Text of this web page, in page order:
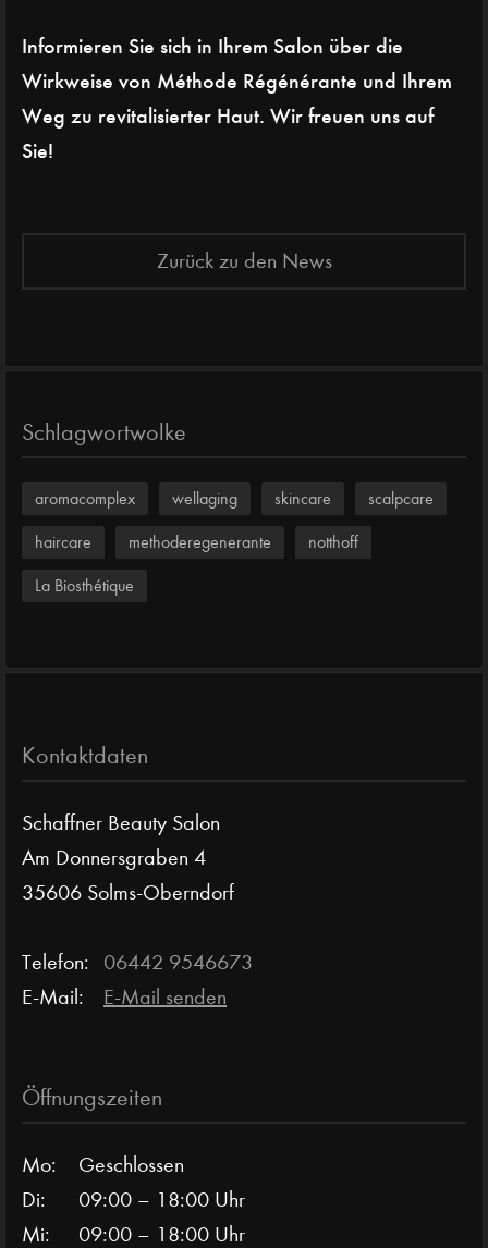
Informieren Sie sich in Ihrem Salon über die
Wirkweise von Méthode Régénérante und Ihrem
Weg zu revitalisierter Haut. Wir freuen uns auf
Sie!
Zurück zu den News
Schlagwortwolke
aromacomplex wellaging skincare scalpcare
haircare methoderegenerante notthoff
La Biosthétique
Kontaktdaten
Schaffner Beauty Salon
Am Donnersgraben 4
35606 Solms-Oberndorf
Telefon:
06442 9546673
E-Mail:
E-Mail senden
Öffnungszeiten
Mo:
Geschlossen
Di:
09:00 – 18:00 Uhr
Mi:
09:00 – 18:00 Uhr